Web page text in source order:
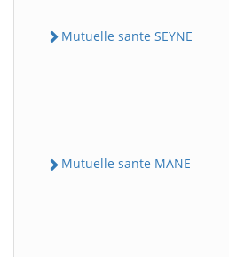
Mutuelle sante SEYNE
Mutuelle sante MANE